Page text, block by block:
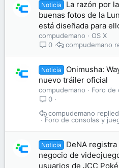
Noticia
La razón por
buenas fotos de la
está diseñada para
compudemano
OS X
0
compudemano
Noticia
Onimusha:
nuevo tráiler oficial
compudemano
Foro de
0
Foro de consolas y
compudemano
Noticia
DeNA
negocio de
usuarios de JCC